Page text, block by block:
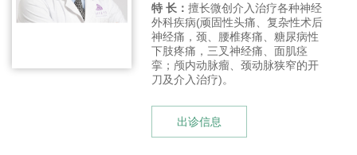
特 长： 擅长微创介入治疗各种神经
外科疾病(顽固性头痛、复杂性术后
神经痛，颈、腰椎疼痛、糖尿病性
下肢疼痛，三叉神经痛、面肌痉
挛；颅内动脉瘤、颈动脉狭窄的开
刀及介入治疗)。
出诊信息